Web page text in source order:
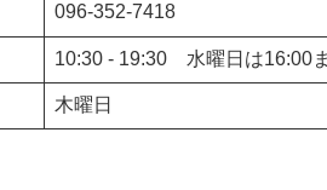
096-352-7418
10:30 - 19:30 水曜日は16:00
木曜日